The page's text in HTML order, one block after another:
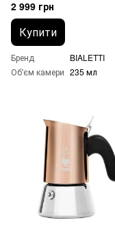
2 999 грн
Купити
Бренд
BIALETTI
Об'єм камери 235 мл